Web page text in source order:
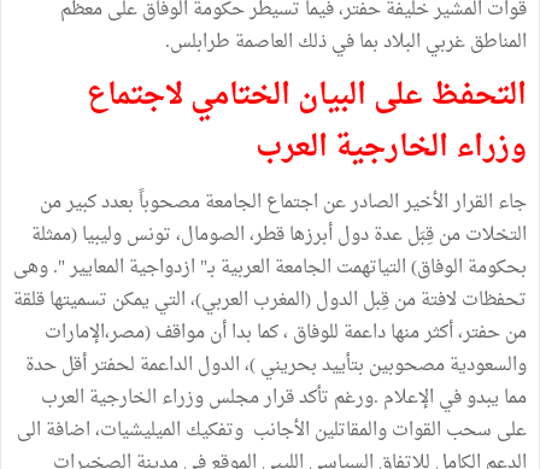
قوات المشير خليفة حفتر، فيما تسيطر حكومة الوفاق على معظم
المناطق غربي البلاد بما في ذلك العاصمة طرابلس.
التحفظ على البيان الختامي لاجتماع
وزراء الخارجية العرب
جاء القرار الأخير الصادر عن اجتماع الجامعة مصحوباً بعدد كبير من
التخلات من قِبَل عدة دول أبرزها قطر، الصومال، تونس وليبيا (ممثلة
بحكومة الوفاق) التياتهمت الجامعة العربية بـ" ازدواجية المعايير ". وهى
تحفظات لافتة من قِبل الدول (المغرب العربي)، التي يمكن تسميتها قلقة
من حفتر، أكثر منها داعمة للوفاق ، كما بدا أن مواقف (مصر،الإمارات
والسعودية مصحوبين بتأييد بحريني )، الدول الداعمة لحفتر أقل حدة
مما يبدو في الإعلام .ورغم تأكد قرار مجلس وزراء الخارجية العرب
على سحب القوات والمقاتلين الأجانب وتفكيك الميليشيات، اضافة الى